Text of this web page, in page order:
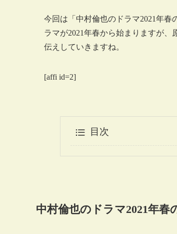
今回は「中村倫也のドラマ2021年
ラマが2021年春から始まりますが
伝えしていきますね。
[affi id=2]
目次
中村倫也のドラマ2021年春